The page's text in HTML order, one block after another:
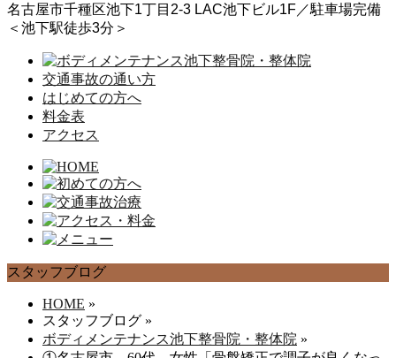
名古屋市千種区池下1丁目2-3 LAC池下ビル1F／駐車場完備
＜池下駅徒歩3分＞
交通事故の通い方
はじめての方へ
料金表
アクセス
スタッフブログ
HOME »
スタッフブログ »
ボディメンテナンス池下整骨院・整体院 »